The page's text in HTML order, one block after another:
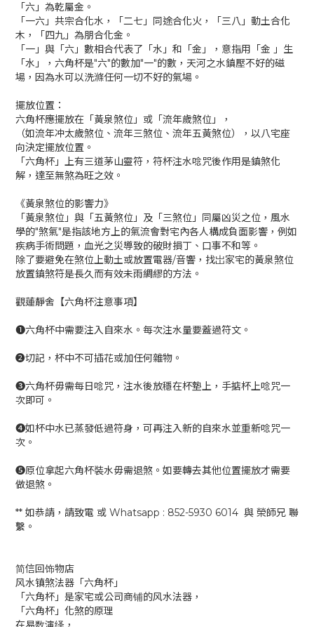
「六」為乾屬金。
「一六」共宗合化水，「二七」同途合化火，「三八」動土合化
木，「四九」為朋合化金。
「一」與「六」數相合代表了「水」和「金」，意指用「金 」生
「水」，六角杯是"六"的數加"一"的數，天河之水鎮壓不好的磁
場，因為水可以洗滌任何一切不好的氣場。
擺放位置：
六角杯應擺放在「黃泉煞位」或「流年歲煞位」，
（如流年冲太歲煞位、流年三煞位、流年五黃煞位），以八宅座
向決定擺放位置。
「六角杯」上有三道茅山靈符，符杯注水唸咒後作用是鎮煞化
解，達至無煞為旺之效。
《黃泉煞位的影響力》
「黃泉煞位」與「五黃煞位」及「三煞位」同屬凶災之位，風水
學的"煞氣"是指該地方上的氣流會對宅內各人構成負面影響，例如
疾病手術問題，血光之災導致的破財損丁、口事不和等。
除了要避免在煞位上動土或放置電器/音響，找岀家宅的黃泉煞位
放置鎮煞符是長久而有效未雨綢繆的方法。
觀蓮靜舍【六角杯注意事項】
❶六角杯中需要注入自來水。每次注水量要蓋過符文。
❷切記，杯中不可插花或加任何雜物。
❸六角杯毋需每日唸咒，注水後放穩在杯墊上，手掂杯上唸咒一
次即可。
❹如杯中水已蒸發低過符身，可再注入新的自來水並重新唸咒一
次。
❺原位拿起六角杯裝水毋需退煞。如要轉去其他位置擺放才需要
做退煞。
** 如恭請，請致電 或 Whatsapp : 852-5930 6014 與 榮師兄 聯
繫。
简信回饰物店
风水镇煞法器「六角杯」
「六角杯」是家宅或公司商铺的风水法器，
「六角杯」化煞的原理